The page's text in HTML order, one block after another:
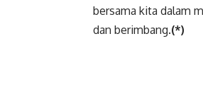
bersama kita dalam
dan berimbang.(*)